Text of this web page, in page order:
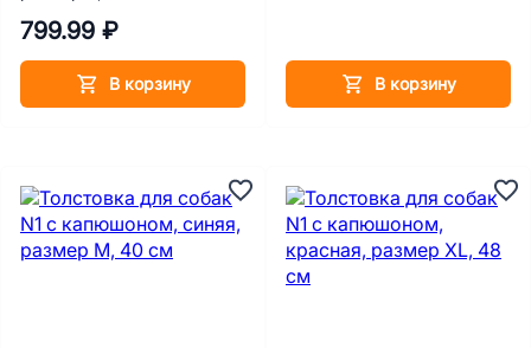
799.99 ₽
В корзину В корзину